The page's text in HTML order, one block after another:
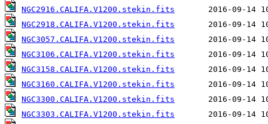
NGC2916.CALIFA.V1200.stekin.fits
NGC2918.CALIFA.V1200.stekin.fits
NGC3057.CALIFA.V1200.stekin.fits
NGC3106.CALIFA.V1200.stekin.fits
NGC3158.CALIFA.V1200.stekin.fits
NGC3160.CALIFA.V1200.stekin.fits
NGC3300.CALIFA.V1200.stekin.fits
NGC3303.CALIFA.V1200.stekin.fits